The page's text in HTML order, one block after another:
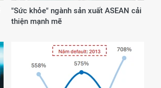
"Sức khỏe" ngành sản xuất ASEAN cải
thiện mạnh mẽ